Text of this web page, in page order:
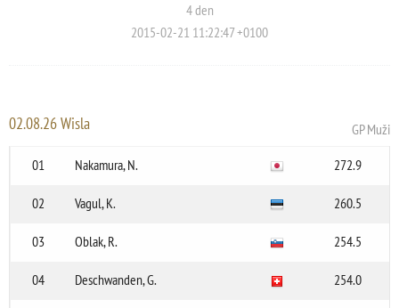
4 den
2015-02-21 11:22:47 +0100
02.08.26 Wisla
GP Muži
01
Nakamura, N. 272.9
02 Vagul, K. 260.5
03 Oblak, R. 254.5
04 Deschwanden, G. 254.0